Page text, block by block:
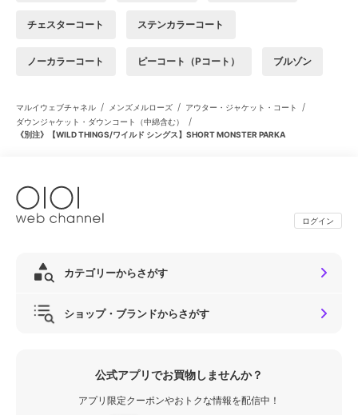
チェスターコート ステンカラーコート
ノーカラーコート ピーコート（Pコート） ブルゾン
マルイウェブチャネル / メンズメルローズ / アウター・ジャケット・コート /
ダウンジャケット・ダウンコート（中綿含む） /
《別注》【WILD THINGS/ワイルド シングス】SHORT MONSTER PARKA
ログイン
カテゴリーからさがす
ショップ・ブランドからさがす
公式アプリでお買物しませんか？
アプリ限定クーポンやおトクな情報を配信中！